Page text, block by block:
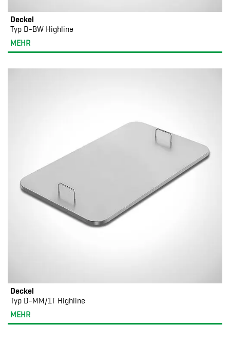
Deckel
Typ D-BW Highline
MEHR
Deckel
Typ D-MM/1T Highline
MEHR